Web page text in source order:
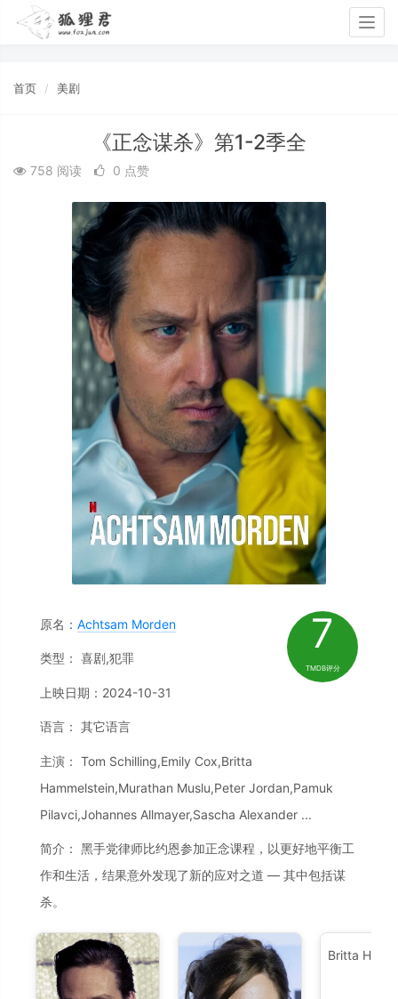
首页 美剧
《正念谋杀》第1-2季全
758 阅读 0 点赞
7
TMDB评分
原名： Achtsam Morden
类型： 喜剧,犯罪
上映日期：2024-10-31
语言： 其它语言
主演： Tom Schilling,Emily Cox,Britta
Hammelstein,Murathan Muslu,Peter Jordan,Pamuk
Pilavci,Johannes Allmayer,Sascha Alexander ...
简介： 黑手党律师比约恩参加正念课程，以更好地平衡工
作和生活，结果意外发现了新的应对之道 — 其中包括谋
杀。
Britta